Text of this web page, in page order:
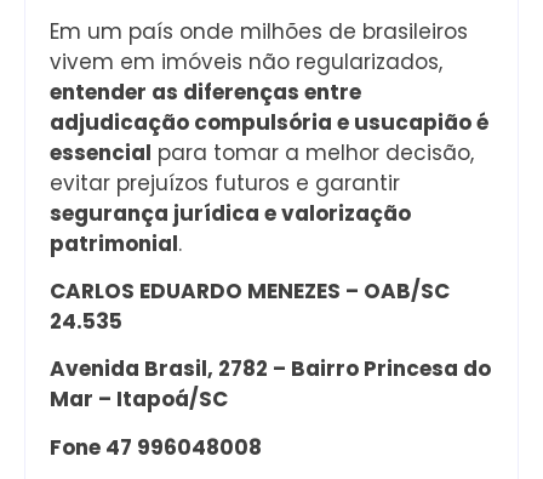
Em um país onde milhões de brasileiros
vivem em imóveis não regularizados,
entender as diferenças entre
adjudicação compulsória e usucapião é
essencial para tomar a melhor decisão,
evitar prejuízos futuros e garantir
segurança jurídica e valorização
patrimonial.
CARLOS EDUARDO MENEZES – OAB/SC
24.535
Avenida Brasil, 2782 – Bairro Princesa do
Mar – Itapoá/SC
Fone 47 996048008